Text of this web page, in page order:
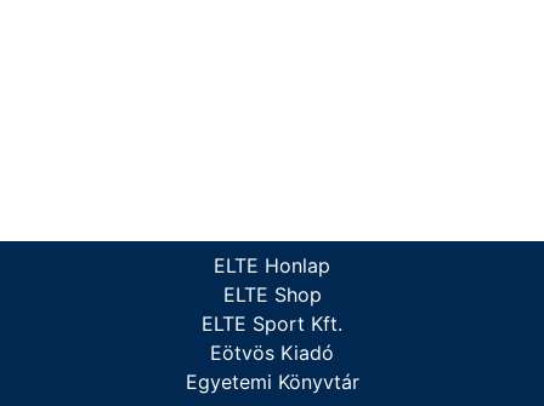
ELTE Honlap
ELTE Shop
ELTE Sport Kft.
Eötvös Kiadó
Egyetemi Könyvtár